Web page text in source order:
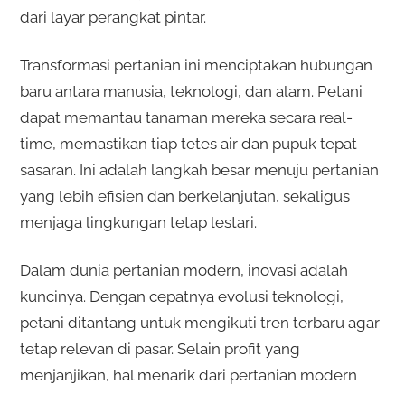
dari layar perangkat pintar.
Transformasi pertanian ini menciptakan hubungan
baru antara manusia, teknologi, dan alam. Petani
dapat memantau tanaman mereka secara real-
time, memastikan tiap tetes air dan pupuk tepat
sasaran. Ini adalah langkah besar menuju pertanian
yang lebih efisien dan berkelanjutan, sekaligus
menjaga lingkungan tetap lestari.
Dalam dunia pertanian modern, inovasi adalah
kuncinya. Dengan cepatnya evolusi teknologi,
petani ditantang untuk mengikuti tren terbaru agar
tetap relevan di pasar. Selain profit yang
menjanjikan, hal menarik dari pertanian modern